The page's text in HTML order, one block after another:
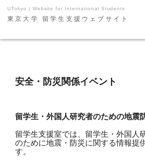
UTokyo | Website for International Students
東京大学 留学生支援ウェブサイト
安全・防災関係イベント
留学生・外国人研究者のための地震
留学生支援室では、留学生・外国人
のために地震・防災に関する情報提
す。